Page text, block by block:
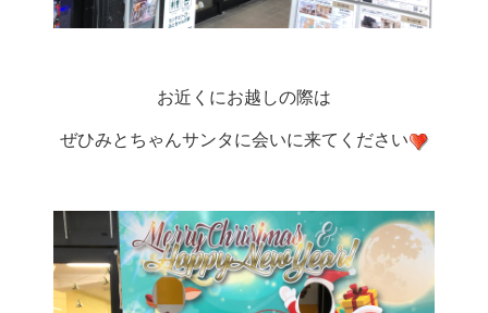
お近くにお越しの際は
ぜひみとちゃんサンタに会いに来てください